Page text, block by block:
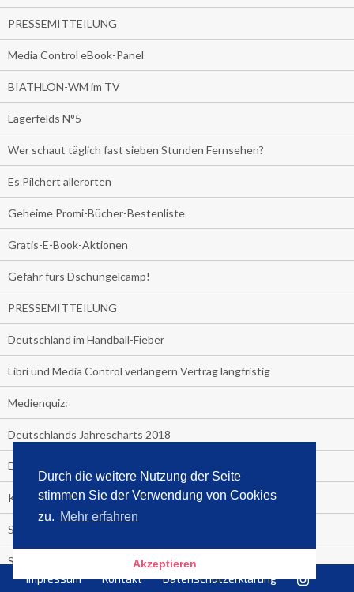
Durch die weitere Nutzung der Seite
stimmen Sie der Verwendung von Cookies
zu. Mehr erfahren
Akzeptieren
PRESSEMITTEILUNG
Media Control eBook-Panel
BIATHLON-WM im TV
Lagerfelds N°5
Wer schaut täglich fast sieben Stunden Fernsehen?
Es Pilchert allerorten
Geheime Promi-Bücher-Bestenliste
Gratis-E-Book-Aktionen
Gefahr fürs Dschungelcamp!
PRESSEMITTEILUNG
Deutschland im Handball-Fieber
Libri und Media Control verlängern Vertrag langfristig
Medienquiz:
Deutschlands Jahrescharts 2018
Die TV-Quotenkönige 2018
KNV und Media Control verlängern vorzeitig Zusammenarbeit
STRENG VERTRAULICH
Streaming verändert TV?
Impressum Kontakt Datenschutzerklärung